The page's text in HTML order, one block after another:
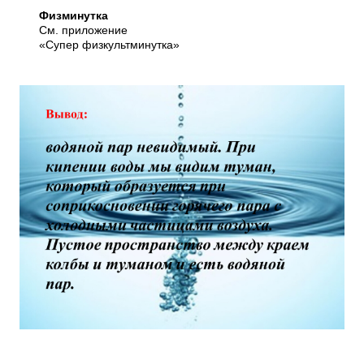
Физминутка
См. приложение
«Супер физкультминутка»